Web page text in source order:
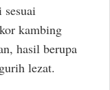
kambing
hasil berupa
lezat.